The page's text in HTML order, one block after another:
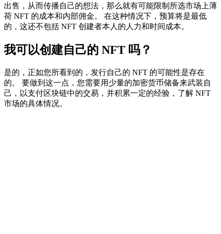
出售，从而传播自己的想法，那么就有可能限制所选市场上薄
荷 NFT 的成本和内部佣金。 在这种情况下，预算将是最低
的，这还不包括 NFT 创建者本人的人力和时间成本。
我可以创建自己的 NFT 吗？
是的，正如您所看到的，发行自己的 NFT 的可能性是存在
的。 要做到这一点，您需要用少量的加密货币储备来武装自
己，以支付区块链中的交易，并积累一定的经验，了解 NFT
市场的具体情况。